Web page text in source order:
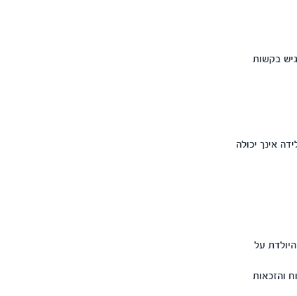
בקשות
אינך יכולה
על
והזכאות